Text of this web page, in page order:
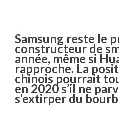
Samsung reste le
constructeur de
année, même si
rapproche. La
chinois pourrait
en 2020 s’il ne
s’extirper du